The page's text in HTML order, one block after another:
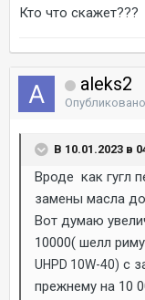
Кто что скажет???
aleks2
Опубликовано
В 10.01.2023 в
Вроде как гугл
замены масла
Вот думаю
10000( шелл
UHPD 10W-40) с
прежнему на 10